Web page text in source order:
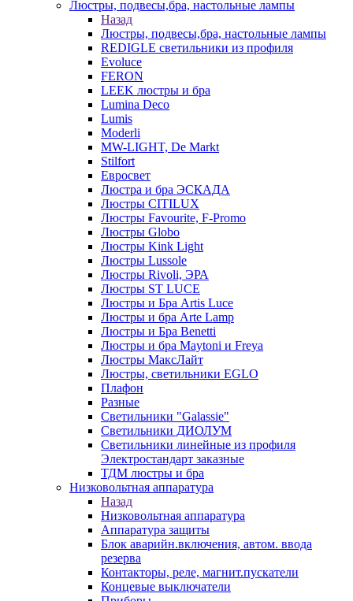
Люстры, подвесы,бра, настольные лампы
Назад
Люстры, подвесы,бра, настольные лампы
REDIGLE светильники из профиля
Evoluce
FERON
LEEK люстры и бра
Lumina Deco
Lumis
Moderli
MW-LIGHT, De Markt
Stilfort
Евросвет
Люстра и бра ЭСКАДА
Люстры CITILUX
Люстры Favourite, F-Promo
Люстры Globo
Люстры Kink Light
Люстры Lussole
Люстры Rivoli, ЭРА
Люстры ST LUCE
Люстры и Бра Artis Luce
Люстры и бра Arte Lamp
Люстры и Бра Benetti
Люстры и бра Maytoni и Freya
Люстры МаксЛайт
Люстры, светильники EGLO
Плафон
Разные
Светильники "Galassie"
Светильники ДИОЛУМ
Светильники линейные из профиля
Электростандарт заказные
ТДМ люстры и бра
Низковольтная аппаратура
Назад
Низковольтная аппаратура
Аппаратура защиты
Блок аварийн.включения, автом. ввода
резерва
Контакторы, реле, магнит.пускатели
Концевые выключатели